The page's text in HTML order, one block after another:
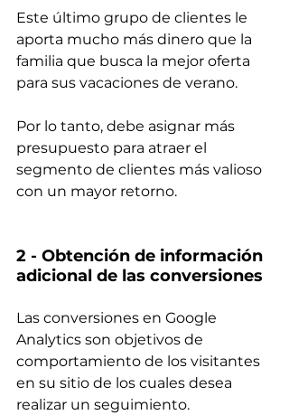
Este último grupo de clientes le
aporta mucho más dinero que la
familia que busca la mejor oferta
para sus vacaciones de verano.
Por lo tanto, debe asignar más
presupuesto para atraer el
segmento de clientes más valioso
con un mayor retorno.
2 - Obtención de información
adicional de las conversiones
Las conversiones en Google
Analytics son objetivos de
comportamiento de los visitantes
en su sitio de los cuales desea
realizar un seguimiento.